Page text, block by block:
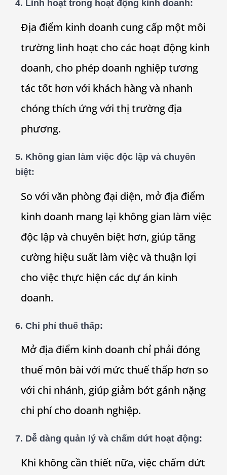
4. Linh hoạt trong hoạt động kinh doanh:
Địa điểm kinh doanh cung cấp một môi
trường linh hoạt cho các hoạt động kinh
doanh, cho phép doanh nghiệp tương
tác tốt hơn với khách hàng và nhanh
chóng thích ứng với thị trường địa
phương.
5. Không gian làm việc độc lập và chuyên
biệt:
So với văn phòng đại diện, mở địa điểm
kinh doanh mang lại không gian làm việc
độc lập và chuyên biệt hơn, giúp tăng
cường hiệu suất làm việc và thuận lợi
cho việc thực hiện các dự án kinh
doanh.
6. Chi phí thuế thấp:
Mở địa điểm kinh doanh chỉ phải đóng
thuế môn bài với mức thuế thấp hơn so
với chi nhánh, giúp giảm bớt gánh nặng
chi phí cho doanh nghiệp.
7. Dễ dàng quản lý và chấm dứt hoạt động:
Khi không cần thiết nữa, việc chấm dứt